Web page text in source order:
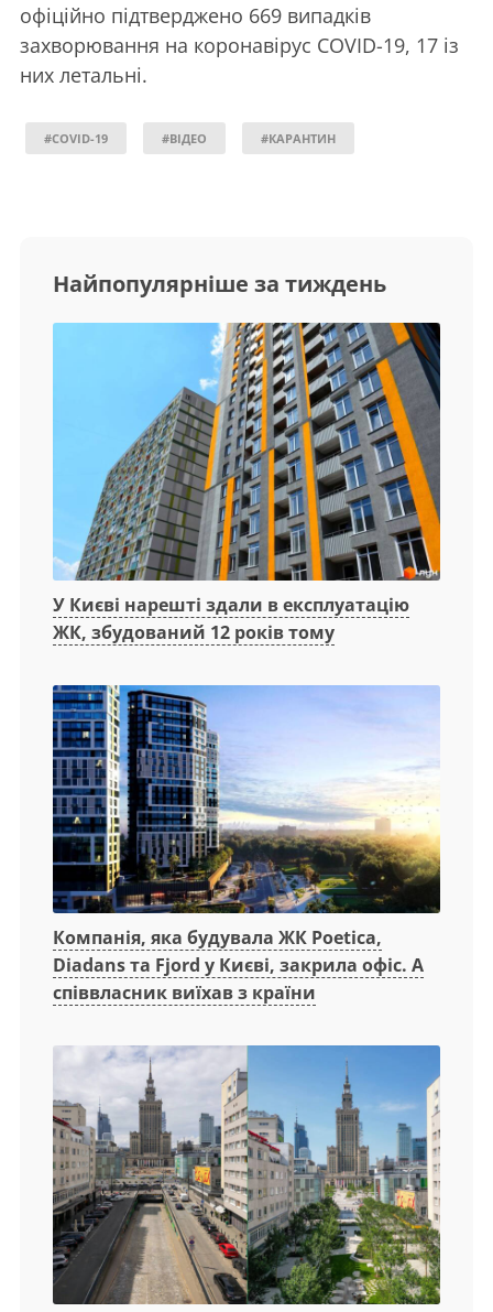
офіційно підтверджено 669 випадків
захворювання на коронавірус COVID-19, 17 із
них летальні.
#COVID-19 #ВІДЕО #КАРАНТИН
Найпопулярніше за тиждень
У Києві нарешті здали в експлуатацію
ЖК, збудований 12 років тому
Компанія, яка будувала ЖК Poetica,
Diadans та Fjord у Києві, закрила офіс. А
співвласник виїхав з країни